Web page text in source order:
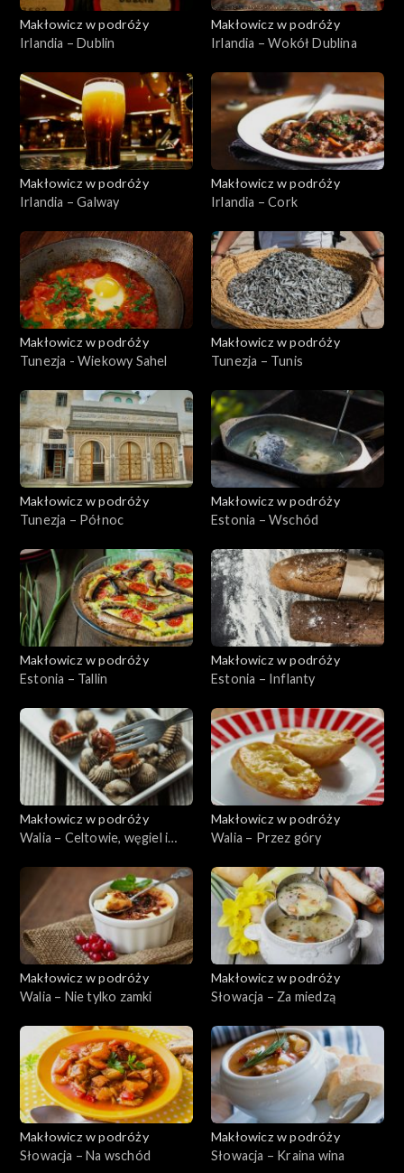
Makłowicz w podróży
Irlandia – Dublin
Makłowicz w podróży
Irlandia – Wokół Dublina
Makłowicz w podróży
Irlandia – Galway
Makłowicz w podróży
Irlandia – Cork
Makłowicz w podróży
Tunezja - Wiekowy Sahel
Makłowicz w podróży
Tunezja – Tunis
Makłowicz w podróży
Tunezja – Północ
Makłowicz w podróży
Estonia – Wschód
Makłowicz w podróży
Estonia – Tallin
Makłowicz w podróży
Estonia – Inflanty
Makłowicz w podróży
Walia – Celtowie, węgiel i
Makłowicz w podróży
Walia – Przez góry
Makłowicz w podróży
Walia – Nie tylko zamki
Makłowicz w podróży
Słowacja – Za miedzą
Makłowicz w podróży
Słowacja – Na wschód
Makłowicz w podróży
Słowacja – Kraina wina